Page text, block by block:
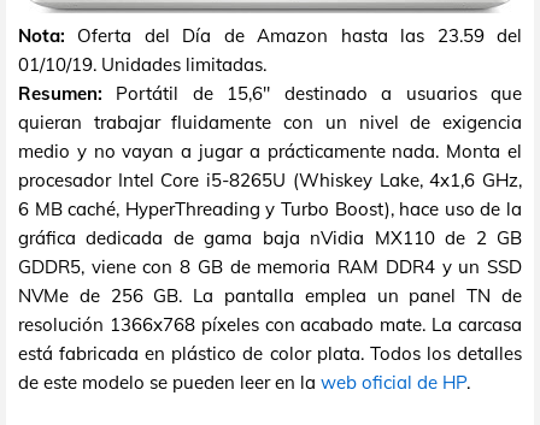
Nota: Oferta del Día de Amazon hasta las 23.59 del
01/10/19. Unidades limitadas.
Resumen: Portátil de 15,6" destinado a usuarios que
quieran trabajar fluidamente con un nivel de exigencia
medio y no vayan a jugar a prácticamente nada. Monta el
procesador Intel Core i5-8265U (Whiskey Lake, 4x1,6 GHz,
6 MB caché, HyperThreading y Turbo Boost), hace uso de la
gráfica dedicada de gama baja nVidia MX110 de 2 GB
GDDR5, viene con 8 GB de memoria RAM DDR4 y un SSD
NVMe de 256 GB. La pantalla emplea un panel TN de
resolución 1366x768 píxeles con acabado mate. La carcasa
está fabricada en plástico de color plata. Todos los detalles
de este modelo se pueden leer en la web oficial de HP.